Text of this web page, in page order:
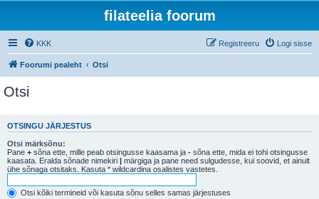
filateelia foorum
KKK Logi sisse
Registreeru
Foorumi pealeht Otsi
Otsi
OTSINGU JÄRJESTUS
Otsi märksõnu:
Pane + sõna ette, mille peab otsingusse kaasama ja - sõna ette, mida ei tohi otsingusse
kaasata. Eralda sõnade nimekiri | märgiga ja pane need sulgudesse, kui soovid, et ainult
ühe sõnaga otsitaks. Kasuta * wildcardina osalistes vastetes.
Otsi kõiki termineid või kasuta sõnu selles samas järjestuses